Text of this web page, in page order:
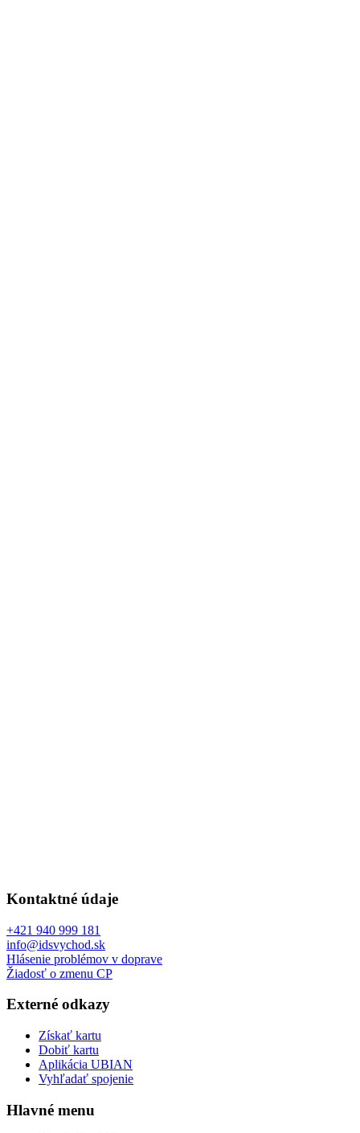
Kontaktné údaje
+421 940 999 181
info@idsvychod.sk
Hlásenie problémov v doprave
Žiadosť o zmenu CP
Externé odkazy
Získať kartu
Dobiť kartu
Aplikácia UBIAN
Vyhľadať spojenie
Hlavné menu